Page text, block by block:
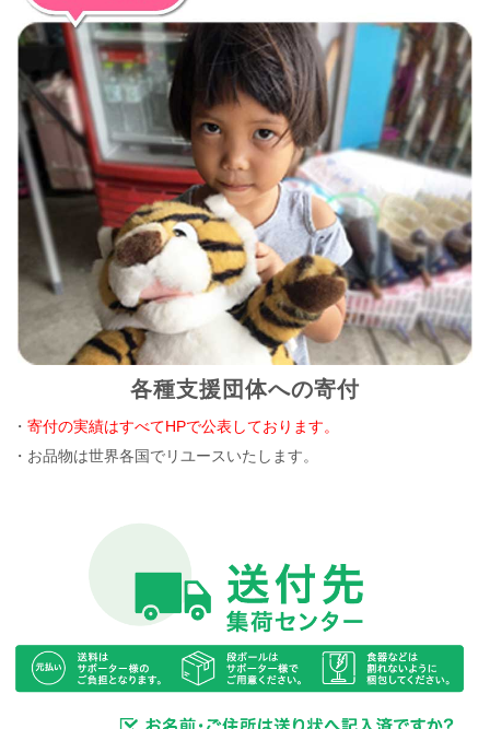
各種支援団体への寄付
・寄付の実績はすべてHPで公表しております。
・お品物は世界各国でリユースいたします。